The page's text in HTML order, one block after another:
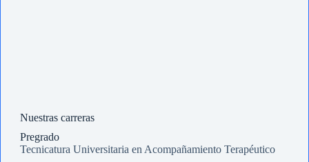
Nuestras carreras
Pregrado
Tecnicatura Universitaria en Acompañamiento Terapéutico